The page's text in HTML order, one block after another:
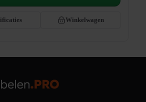
Winkelwagen